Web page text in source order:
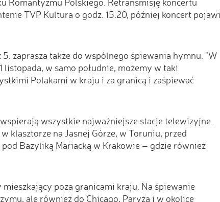
TVP Kultura o godz. 15.20, później koncert pojawi
zaprasza także do wspólnego śpiewania hymnu. "W
listopada, w samo południe, możemy w taki
Polakami w kraju i za granicą i zaśpiewać
wszystkie najważniejsze stacje telewizyjne.
klasztorze na Jasnej Górze, w Toruniu, przed
Bazyliką Mariacką w Krakowie – gdzie również
poza granicami kraju. Na śpiewanie
ale również do Chicago, Paryża i w okolice